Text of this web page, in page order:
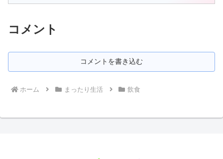
コメント
コメントを書き込む
ホーム まったり生活 飲食